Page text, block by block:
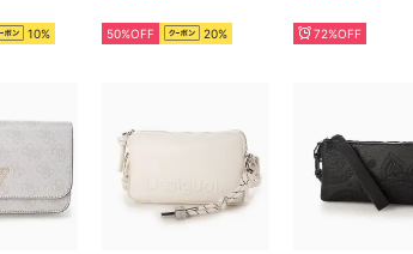
10% 50%OFF 20% 72%OFF